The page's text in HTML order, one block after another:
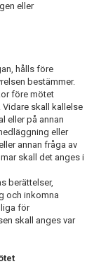
eller
hålls före
bestämmer.
före mötet
skall kallelse
eller på annan
eller
annan fråga av
skall det anges i
berättelser,
och inkomna
för
skall anges var